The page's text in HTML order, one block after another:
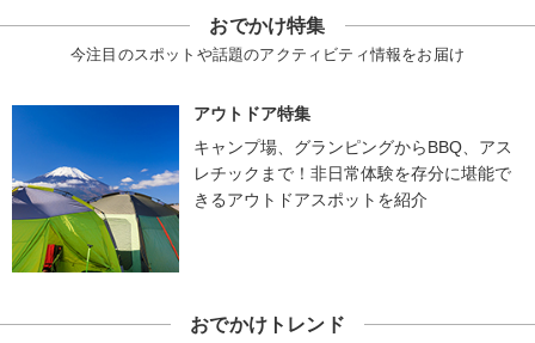
おでかけ特集
今注目のスポットや話題のアクティビティ情報をお届け
アウトドア特集
キャンプ場、グランピングからBBQ、アス
レチックまで！非日常体験を存分に堪能で
きるアウトドアスポットを紹介
おでかけトレンド